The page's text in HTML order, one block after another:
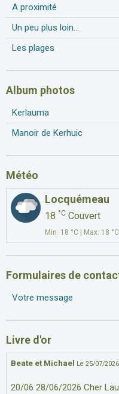
A proximité
Un peu plus loin...
Les plages
Album photos
Kerlauma
Manoir de Kerhuic
Météo
Locquémeau
18 °C Couvert
Min: 18 °C | Max: 18
Formulaires de
Votre message
Livre d'or
Beate et Michael Le 25/07/2026
20/06 28/06/2026 Cher